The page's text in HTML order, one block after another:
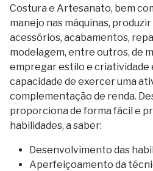
Costura e Artesanato, bem
manejo nas máquinas,
acessórios, acabamentos,
modelagem, entre outros, de
empregar estilo e criatividade
capacidade de exercer uma
complementação de renda.
proporciona de forma fácil e
habilidades, a saber:
Desenvolvimento das
Aperfeiçoamento da